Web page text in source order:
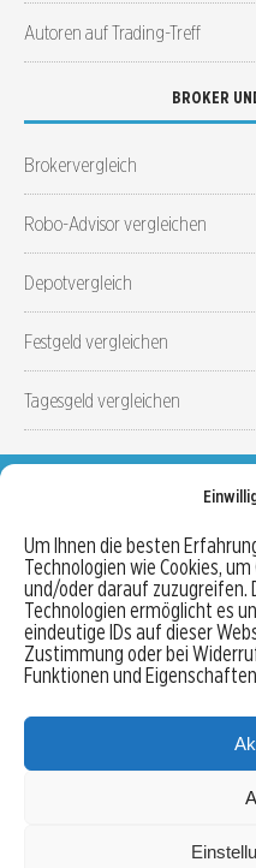
Um Ihnen die besten
Technologien wie Cookies,
und/oder darauf zuzugreifen.
Technologien ermöglicht es
eindeutige IDs auf dieser
Zustimmung oder bei
Funktionen und
Autoren auf Trading-Treff
BROKER
Brokervergleich
Robo-Advisor vergleichen
Depotvergleich
Festgeld vergleichen
Tagesgeld vergleichen
Copyright © 2026 Trading-Treff.de und
Eigenmarke der